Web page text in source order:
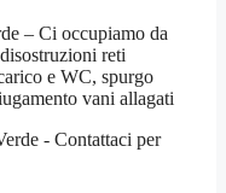
– Ci occupiamo da
reti
e WC, spurgo
vani allagati